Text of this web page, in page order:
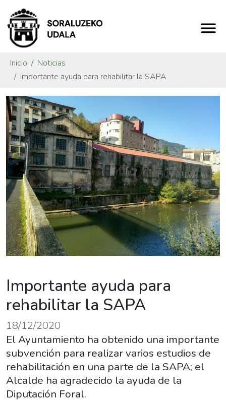
Inicio
Noticias
Importante ayuda para rehabilitar la SAPA
Importante ayuda para
rehabilitar la SAPA
18/12/2020
El Ayuntamiento ha obtenido una importante
subvención para realizar varios estudios de
rehabilitación en una parte de la SAPA; el
Alcalde ha agradecido la ayuda de la
Diputación Foral.